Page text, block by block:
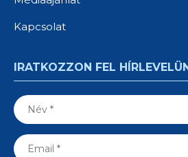
Kapcsolat
IRATKOZZON FEL